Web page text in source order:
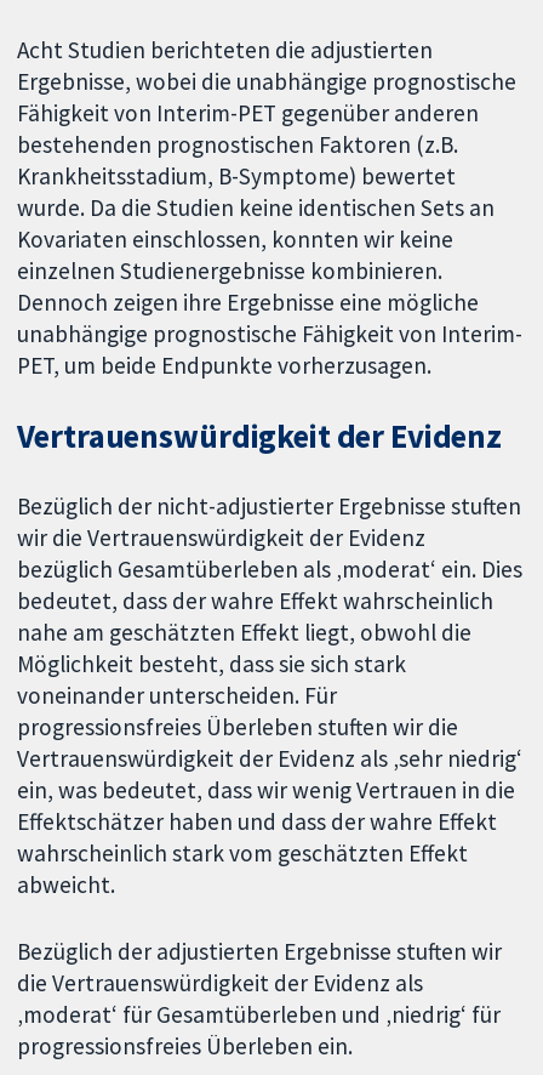
Acht Studien berichteten die adjustierten
Ergebnisse, wobei die unabhängige prognostische
Fähigkeit von Interim-PET gegenüber anderen
bestehenden prognostischen Faktoren (z.B.
Krankheitsstadium, B-Symptome) bewertet
wurde. Da die Studien keine identischen Sets an
Kovariaten einschlossen, konnten wir keine
einzelnen Studienergebnisse kombinieren.
Dennoch zeigen ihre Ergebnisse eine mögliche
unabhängige prognostische Fähigkeit von Interim-
PET, um beide Endpunkte vorherzusagen.
Vertrauenswürdigkeit der Evidenz
Bezüglich der nicht-adjustierter Ergebnisse stuften
wir die Vertrauenswürdigkeit der Evidenz
bezüglich Gesamtüberleben als ‚moderat‘ ein. Dies
bedeutet, dass der wahre Effekt wahrscheinlich
nahe am geschätzten Effekt liegt, obwohl die
Möglichkeit besteht, dass sie sich stark
voneinander unterscheiden. Für
progressionsfreies Überleben stuften wir die
Vertrauenswürdigkeit der Evidenz als ‚sehr niedrig‘
ein, was bedeutet, dass wir wenig Vertrauen in die
Effektschätzer haben und dass der wahre Effekt
wahrscheinlich stark vom geschätzten Effekt
abweicht.
Bezüglich der adjustierten Ergebnisse stuften wir
die Vertrauenswürdigkeit der Evidenz als
‚moderat‘ für Gesamtüberleben und ‚niedrig‘ für
progressionsfreies Überleben ein.